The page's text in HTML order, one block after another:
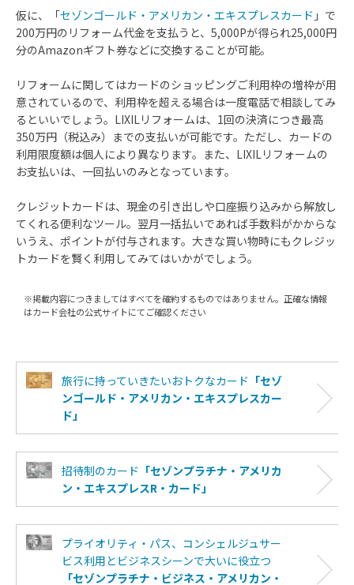
仮に、「セゾンゴールド・アメリカン・エキスプレスカード 」で
200万円のリフォーム代金を支払うと、5,000Pが得られ25,000円
分のAmazonギフト券などに交換することが可能。
リフォームに関してはカードのショッピングご利用枠の増枠が用
意されているので、利用枠を超える場合は一度電話で相談してみ
るといいでしょう。LIXILリフォームは、1回の決済につき最高
350万円（税込み）までの支払いが可能です。ただし、カードの
利用限度額は個人により異なります。また、LIXILリフォームの
お支払いは、一回払いのみとなっています。
クレジットカードは、現金の引き出しや口座振り込みから解放し
てくれる便利なツール。翌月一括払いであれば手数料がかからな
いうえ、ポイントが付与されます。大きな買い物時にもクレジッ
トカードを賢く利用してみてはいかがでしょう。
※掲載内容につきましてはすべてを確約するものではありません。正確な情報
はカード会社の公式サイトにてご確認ください
旅行に持っていきたいおトクなカード 「セゾ
ンゴールド・アメリカン・エキスプレスカー
ド」
招待制のカード 「セゾンプラチナ・アメリカ
ン・エキスプレスR・カード」
プライオリティ・パス、コンシェルジュサー
ビス利用とビジネスシーンで大いに役立つ
「セゾンプラチナ・ビジネス・アメリカン・